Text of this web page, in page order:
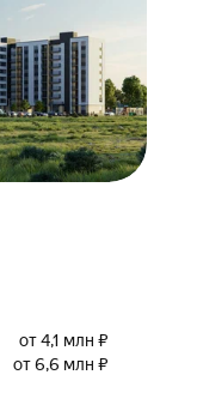
от 4,1 млн ₽
от 6,6 млн ₽